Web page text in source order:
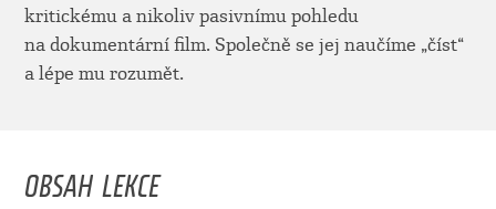
kritickému a nikoliv pasivnímu pohledu
na dokumentární film. Společně se jej naučíme „číst“
a lépe mu rozumět.
OBSAH LEKCE